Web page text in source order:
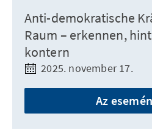
Anti-demokratische
Raum – erkennen,
kontern
2025. november 17.
Az